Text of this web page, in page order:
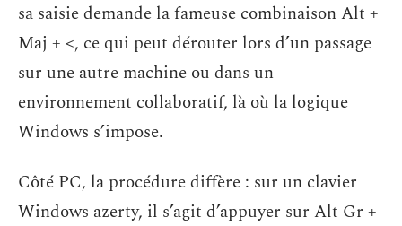
sa saisie demande la fameuse combinaison Alt +
Maj + <, ce qui peut dérouter lors d’un passage
sur une autre machine ou dans un
environnement collaboratif, là où la logique
Windows s’impose.
Côté PC, la procédure diffère : sur un clavier
Windows azerty, il s’agit d’appuyer sur Alt Gr +